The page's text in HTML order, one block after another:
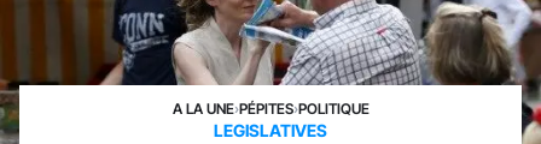
A LA UNE›PÉPITES›POLITIQUE
LEGISLATIVES